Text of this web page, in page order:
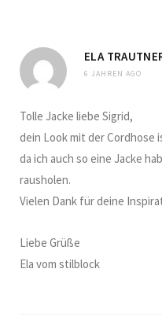
ELA
6 JAHREN AGO
Tolle Jacke liebe Sigrid,
dein Look mit der
da ich auch so eine Jacke
rausholen.
Vielen Dank für deine
Liebe Grüße
Ela vom stilblock